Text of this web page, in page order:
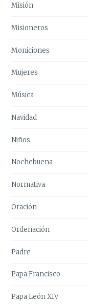
Misión
Misioneros
Moniciones
Mujeres
Música
Navidad
Niños
Nochebuena
Normativa
Oración
Ordenación
Padre
Papa Francisco
Papa León XIV